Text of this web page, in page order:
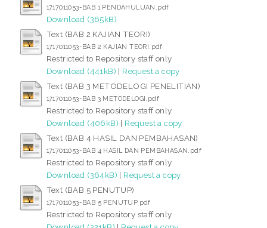
1717011053-BAB 1 PENDAHULUAN.pdf
Download (365kB)
Text (BAB 2 KAJIAN TEORI)
1717011053-BAB 2 KAJIAN TEORI.pdf
Restricted to Repository staff only
Download (441kB) | Request a copy
Text (BAB 3 METODELOGI PENELITIAN)
1717011053-BAB 3 METODELOGI.pdf
Restricted to Repository staff only
Download (406kB) | Request a copy
Text (BAB 4 HASIL DAN PEMBAHASAN)
1717011053-BAB 4 HASIL DAN PEMBAHASAN.pdf
Restricted to Repository staff only
Download (364kB) | Request a copy
Text (BAB 5 PENUTUP)
1717011053-BAB 5 PENUTUP.pdf
Restricted to Repository staff only